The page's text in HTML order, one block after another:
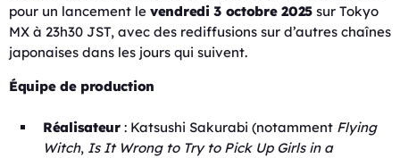
pour un lancement le vendredi 3 octobre 2025 sur Tokyo
MX à 23h30 JST, avec des rediffusions sur d’autres chaînes
japonaises dans les jours qui suivent.
Équipe de production
Réalisateur: Katsushi Sakurabi (notamment Flying
Witch, Is It Wrong to Try to Pick Up Girls in a